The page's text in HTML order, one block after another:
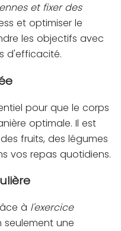
et fixer des
et optimiser le
les objectifs avec
d'efficacité.
pour que le corps
optimale. Il est
fruits, des légumes
vos repas quotidiens.
à l'exercice
une